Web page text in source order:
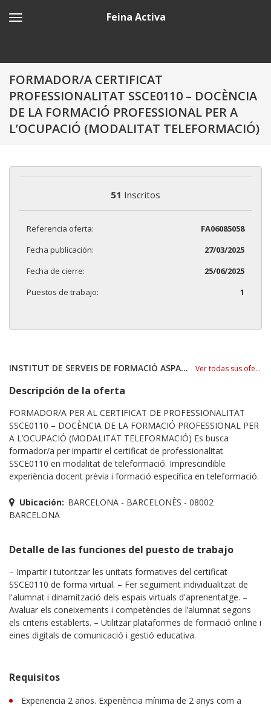
Feina Activa
FORMADOR/A CERTIFICAT
PROFESSIONALITAT SSCE0110 – DOCÈNCIA
DE LA FORMACIÓ PROFESSIONAL PER A
L’OCUPACIÓ (MODALITAT TELEFORMACIÓ)
51 Inscritos
Referencia oferta:
FA06085058
Fecha publicación:
27/03/2025
Fecha de cierre:
25/06/2025
Puestos de trabajo:
1
INSTITUT DE SERVEIS DE FORMACIÓ ASPASIA S.L Ver todas sus ofertas
Descripción de la oferta
FORMADOR/A PER AL CERTIFICAT DE PROFESSIONALITAT
SSCE0110 – DOCÈNCIA DE LA FORMACIÓ PROFESSIONAL PER
A L’OCUPACIÓ (MODALITAT TELEFORMACIÓ) Es busca
formador/a per impartir el certificat de professionalitat
SSCE0110 en modalitat de teleformació. Imprescindible
experiència docent prèvia i formació específica en teleformació.
Ubicación: BARCELONA - BARCELONÈS - 08002
BARCELONA
Detalle de las funciones del puesto de trabajo
– Impartir i tutoritzar les unitats formatives del certificat
SSCE0110 de forma virtual. – Fer seguiment individualitzat de
l'alumnat i dinamització dels espais virtuals d'aprenentatge. –
Avaluar els coneixements i competències de l’alumnat segons
els criteris establerts. – Utilitzar plataformes de formació online i
eines digitals de comunicació i gestió educativa.
Requisitos
Experiencia 2 años. Experiència mínima de 2 anys com a